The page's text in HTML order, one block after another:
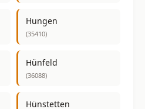
Hungen
(35410)
Hünfeld
(36088)
Hünstetten